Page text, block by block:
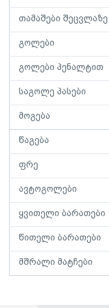
თამაშები შეცვლაზე
გოლები
გოლები პენალტით
საგოლე პასები
მოგება
წაგება
ფრე
ავტოგოლები
ყვითელი ბარათები
წითელი ბარათები
მშრალი მატჩები